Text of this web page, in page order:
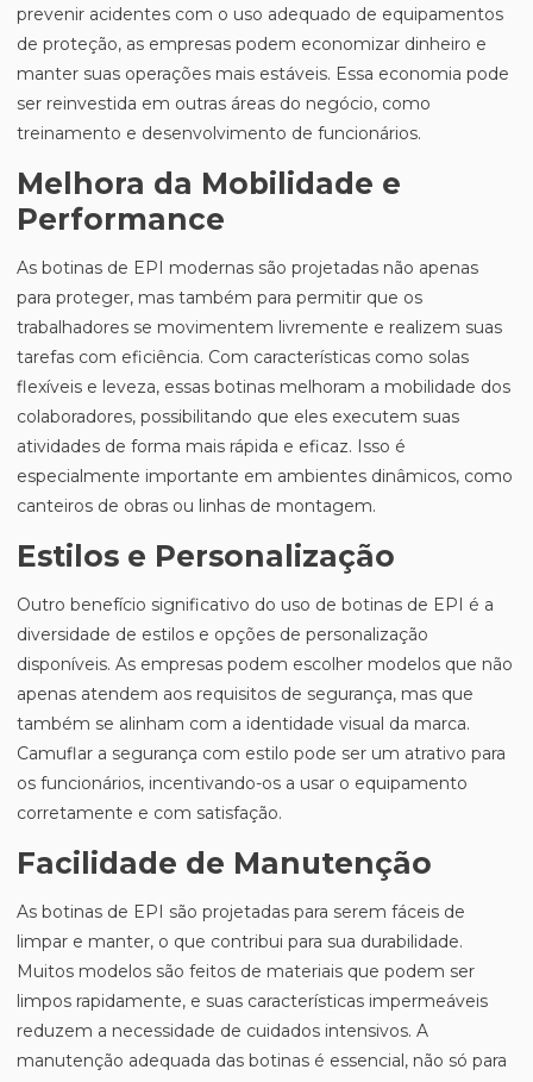
prevenir acidentes com o uso adequado de equipamentos
de proteção, as empresas podem economizar dinheiro e
manter suas operações mais estáveis. Essa economia pode
ser reinvestida em outras áreas do negócio, como
treinamento e desenvolvimento de funcionários.
Melhora da Mobilidade e
Performance
As botinas de EPI modernas são projetadas não apenas
para proteger, mas também para permitir que os
trabalhadores se movimentem livremente e realizem suas
tarefas com eficiência. Com características como solas
flexíveis e leveza, essas botinas melhoram a mobilidade dos
colaboradores, possibilitando que eles executem suas
atividades de forma mais rápida e eficaz. Isso é
especialmente importante em ambientes dinâmicos, como
canteiros de obras ou linhas de montagem.
Estilos e Personalização
Outro benefício significativo do uso de botinas de EPI é a
diversidade de estilos e opções de personalização
disponíveis. As empresas podem escolher modelos que não
apenas atendem aos requisitos de segurança, mas que
também se alinham com a identidade visual da marca.
Camuflar a segurança com estilo pode ser um atrativo para
os funcionários, incentivando-os a usar o equipamento
corretamente e com satisfação.
Facilidade de Manutenção
As botinas de EPI são projetadas para serem fáceis de
limpar e manter, o que contribui para sua durabilidade.
Muitos modelos são feitos de materiais que podem ser
limpos rapidamente, e suas características impermeáveis
reduzem a necessidade de cuidados intensivos. A
manutenção adequada das botinas é essencial, não só para